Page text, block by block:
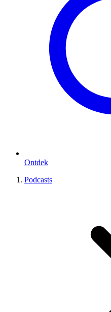
Ontdek
Podcasts